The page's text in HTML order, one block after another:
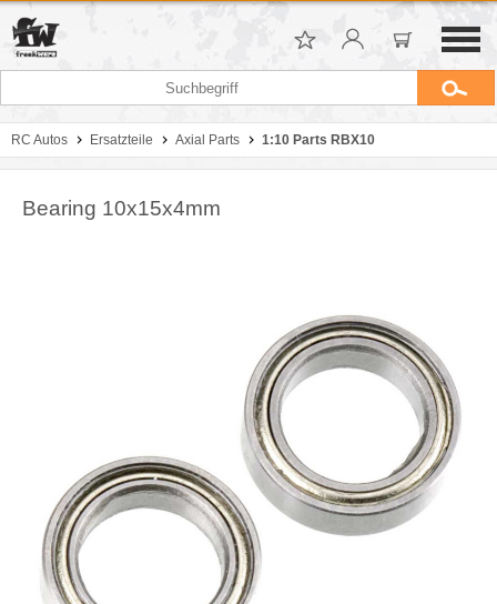
RC Autos Ersatzteile Axial Parts 1:10 Parts RBX10
Bearing 10x15x4mm